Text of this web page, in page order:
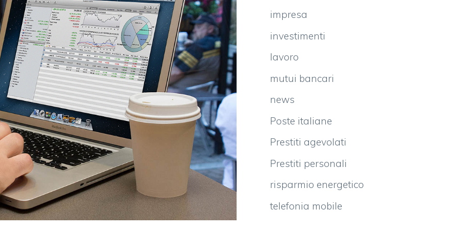
impresa
investimenti
lavoro
mutui bancari
news
Poste italiane
Prestiti agevolati
Prestiti personali
risparmio energetico
telefonia mobile